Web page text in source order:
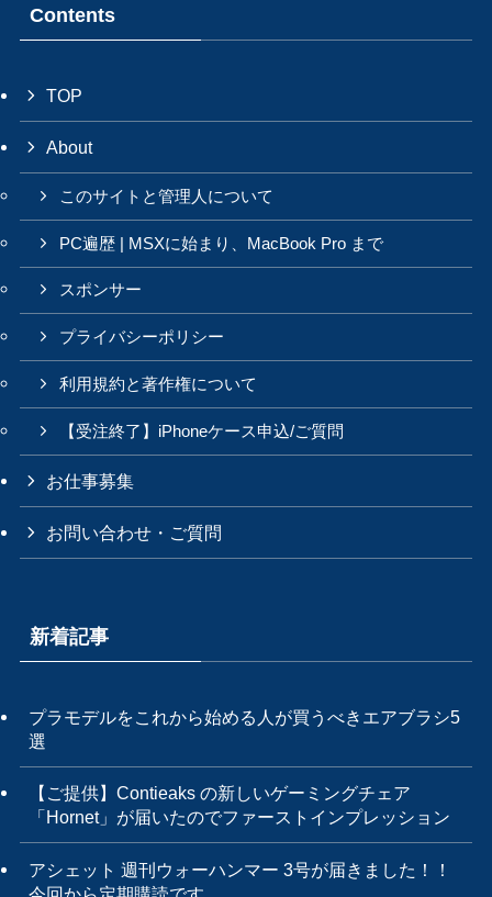
Contents
TOP
About
このサイトと管理人について
PC遍歴 | MSXに始まり、MacBook Pro まで
スポンサー
プライバシーポリシー
利用規約と著作権について
【受注終了】iPhoneケース申込/ご質問
お仕事募集
お問い合わせ・ご質問
新着記事
プラモデルをこれから始める人が買うべきエアブラシ5
選
【ご提供】Contieaks の新しいゲーミングチェア
「Hornet」が届いたのでファーストインプレッション
アシェット 週刊ウォーハンマー 3号が届きました！！